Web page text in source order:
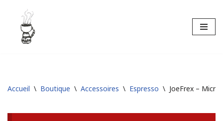
Aller
Accueil \ Boutique \ Accessoires \ Espresso \ JoeFrex –